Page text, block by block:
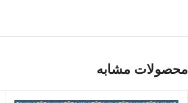
محصولات مشابه